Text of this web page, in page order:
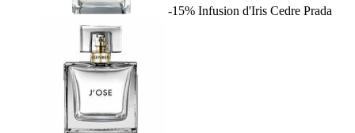
-15% Infusion d'Iris Cedre Prada